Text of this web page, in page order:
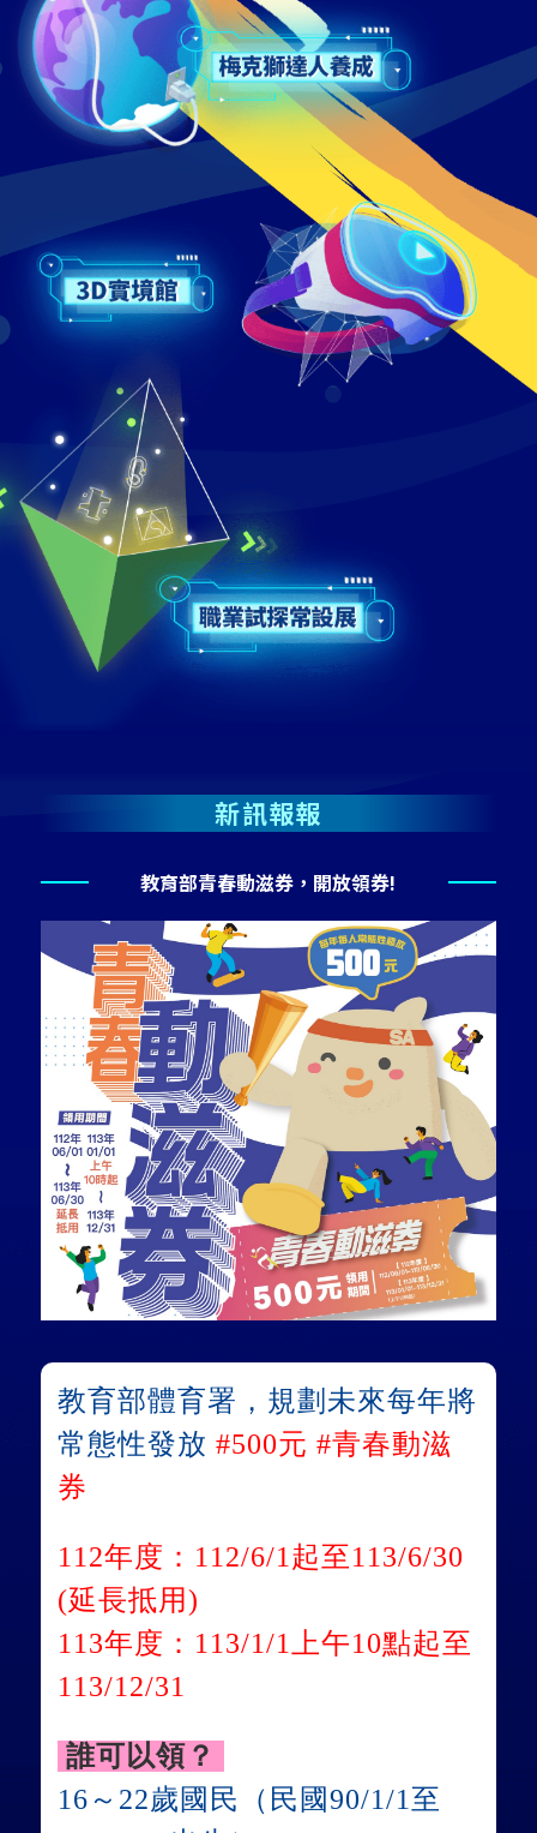
新訊報報
教育部青春動滋券，開放領券!
教育部體育署，規劃未來每年將
常態性發放 #500元 #青春動滋
券
112年度：112/6/1起至113/6/30
(延長抵用)
113年度：113/1/1上午10點起至
113/12/31
誰可以領？
16～22歲國民（民國90/1/1至